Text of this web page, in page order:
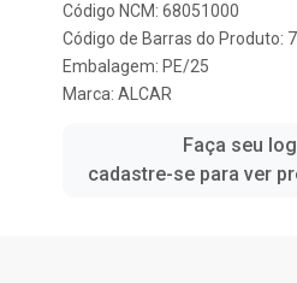
Código NCM: 68051000
Código de Barras do Produto:
Embalagem: PE/25
Marca: ALCAR
Faça seu
cadastre-se para ver